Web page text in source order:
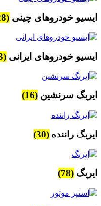
ایسیو خودروهای چینی (128)
ایسیو خودروهای ایرانی (43)
ایربگ سرنشین (16)
ایربگ راننده (30)
ایربگ (78)